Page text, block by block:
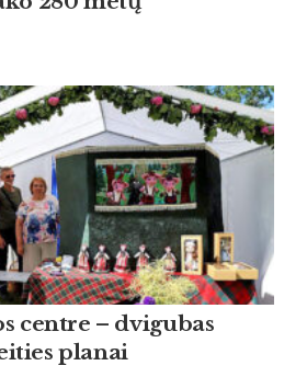
centre – dvigubas
planai